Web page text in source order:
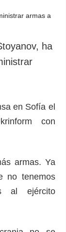
ha
en Sofía el
con
armas. Ya
no tenemos
al ejército